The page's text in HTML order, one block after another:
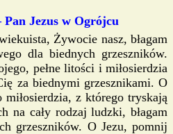
Pan Jezus w Ogrójcu
Żywocie nasz, błagam
dla biednych grzeszników.
pełne litości i miłosierdzia
za biednymi grzesznikami. O
miłosierdzia, z którego tryskają
na cały rodzaj ludzki, błagam
grzeszników. O Jezu, pomnij